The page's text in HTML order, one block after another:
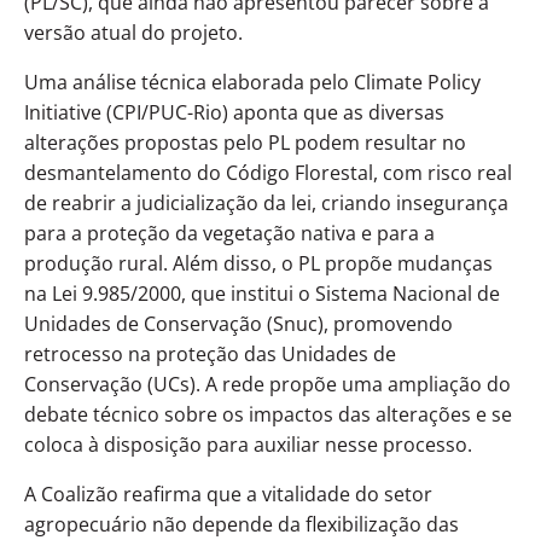
versão atual do projeto.
Uma análise técnica elaborada pelo Climate Policy
Initiative (CPI/PUC-Rio) aponta que as diversas
alterações propostas pelo PL podem resultar no
desmantelamento do Código Florestal, com risco real
de reabrir a judicialização da lei, criando insegurança
para a proteção da vegetação nativa e para a
produção rural. Além disso, o PL propõe mudanças
na Lei 9.985/2000, que institui o Sistema Nacional de
Unidades de Conservação (Snuc), promovendo
retrocesso na proteção das Unidades de
Conservação (UCs). A rede propõe uma ampliação do
debate técnico sobre os impactos das alterações e se
coloca à disposição para auxiliar nesse processo.
A Coalizão reafirma que a vitalidade do setor
agropecuário não depende da flexibilização das